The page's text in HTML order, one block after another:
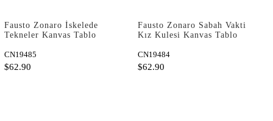
Fausto Zonaro İskelede
Tekneler Kanvas Tablo
CN19485
$62.90
Fausto Zonaro Sabah Vakti
Kız Kulesi Kanvas Tablo
CN19484
$62.90